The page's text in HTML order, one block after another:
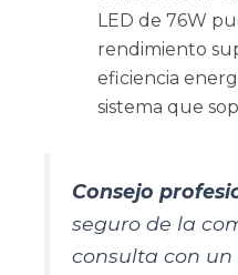
LED de 76W
rendimiento
eficiencia
sistema que
Consejo
seguro de la
consulta con un